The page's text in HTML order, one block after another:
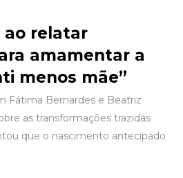
ao relatar
amamentar a
menos mãe”
Fátima Bernardes e Beatriz
as transformações trazidas
que o nascimento antecipado